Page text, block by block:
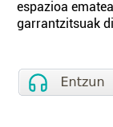
espazioa
garrantzitsuak